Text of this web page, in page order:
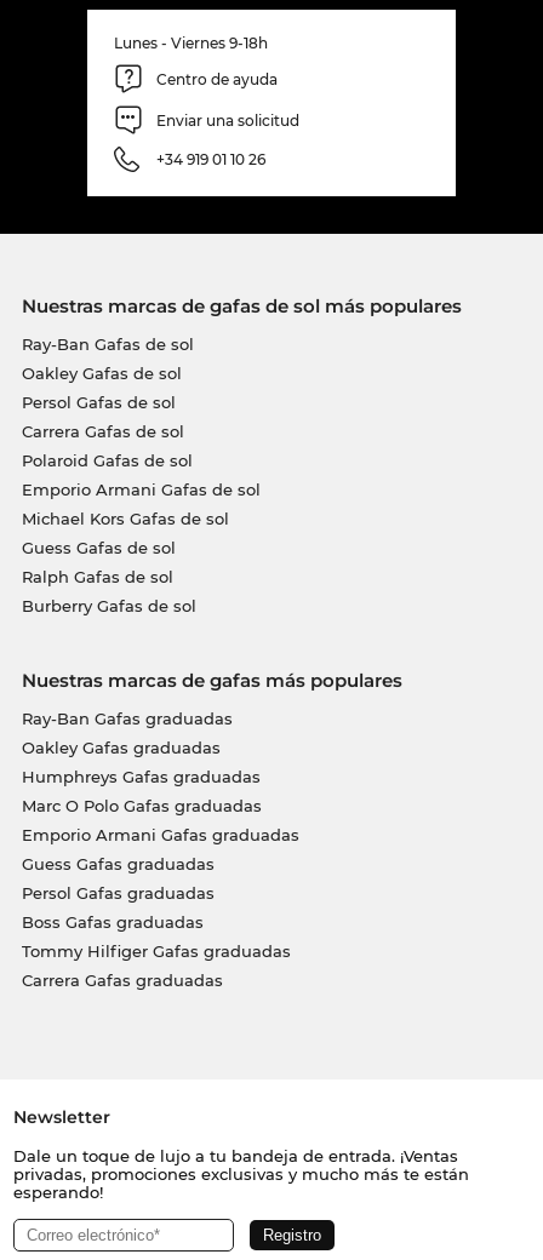
Lunes - Viernes 9-18h
Centro de ayuda
Enviar una solicitud
+34 919 01 10 26
Nuestras marcas de gafas de sol más populares
Ray-Ban Gafas de sol
Oakley Gafas de sol
Persol Gafas de sol
Carrera Gafas de sol
Polaroid Gafas de sol
Emporio Armani Gafas de sol
Michael Kors Gafas de sol
Guess Gafas de sol
Ralph Gafas de sol
Burberry Gafas de sol
Nuestras marcas de gafas más populares
Ray-Ban Gafas graduadas
Oakley Gafas graduadas
Humphreys Gafas graduadas
Marc O Polo Gafas graduadas
Emporio Armani Gafas graduadas
Guess Gafas graduadas
Persol Gafas graduadas
Boss Gafas graduadas
Tommy Hilfiger Gafas graduadas
Carrera Gafas graduadas
Newsletter
Dale un toque de lujo a tu bandeja de entrada. ¡Ventas
privadas, promociones exclusivas y mucho más te están
esperando!